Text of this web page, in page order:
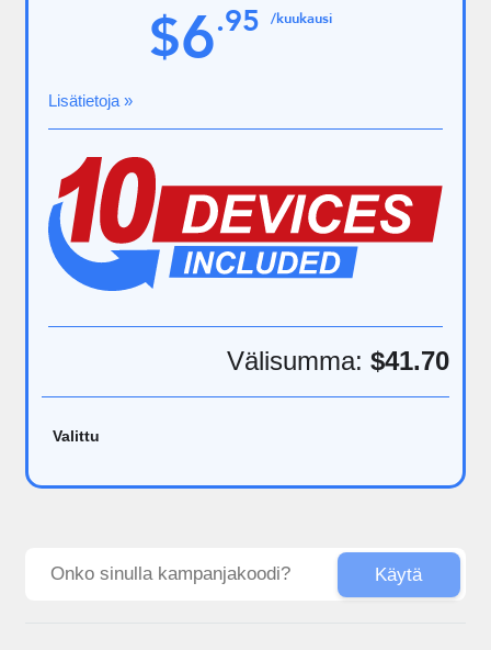
Valittu
Lisätietoja »
$6.95 /kuukausi
Välisumma: $41.70
Käytä